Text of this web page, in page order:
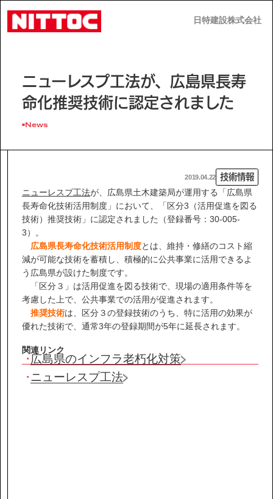
日特建設株式会社
日特建設株式会社
事業内容
技術情報
企業情報
IR情報
サステナビリティ
ニュース
ニューレスプ工法が、広島県長寿
命化推奨技術に認定されました
News
2019.04.22 技術情報
ニューレスプ工法が、広島県土木建築局が運用する「広島県
長寿命化技術活用制度」において、「区分3（活用促進を図る
技術）推奨技術」に認定されました（登録番号：30-005-
3）。
広島県長寿命化技術活用制度とは、維持・修繕のコスト縮
減が可能な技術を蓄積し、積極的に公共事業に活用できるよ
う広島県が設けた制度です。
「区分３」は活用促進を図る技術で、現場の適用条件等を
考慮した上で、公共事業での活用が促進されます。
推奨技術は、区分３の登録技術のうち、特に活用の効果が
優れた技術で、通常3年の登録期間が5年に延長されます。
関連リンク
広島県のインフラ老朽化対策
ニューレスプ工法